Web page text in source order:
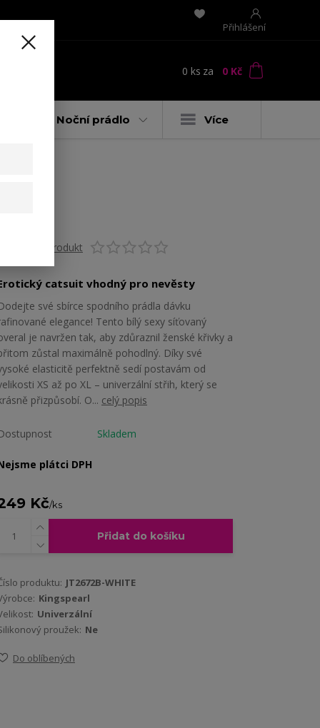
Přihlášení
0 ks za 0 Kč
Noční prádlo Více
Ohodnotit produkt
catsuit vhodný pro nevěsty
své sbírce spodního prádla dávku
elegance! Tento bílý sexy síťovaný
je navržen tak, aby zdůraznil ženské křivky a
zůstal maximálně pohodlný. Díky své
elasticitě perfektně sedí postavám od
XS až po XL – univerzální střih, který se
přizpůsobí. O... celý popis
Skladem
plátci DPH
Kč/ks
Přidat do košíku
produktu: JT2672B-WHITE
Kingspearl
Univerzální
proužek: Ne
Do oblíbených